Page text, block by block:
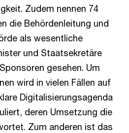
Zudem nennen 74
die Behördenleitung und
als wesentliche
und Staatsekretäre
gesehen. Um
wird in vielen Fällen auf
Digitalisierungsagenda
deren Umsetzung die
Zum anderen ist das